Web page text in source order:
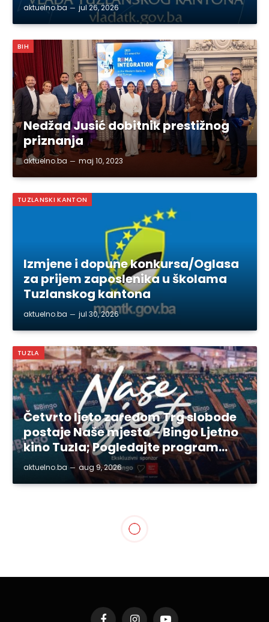
aktuelno.ba jul 26, 2026
BIH
Nedžad Jusić dobitnik prestižnog
priznanja
aktuelno.ba maj 10, 2023
TUZLANSKI KANTON
Izmjene i dopune konkursa/Oglasa
za prijem zaposlenika u školama
Tuzlanskog kantona
aktuelno.ba jul 30, 2026
TUZLA
Četvrto ljeto zaredom Trg slobode
postaje Naše mjesto – Bingo Ljetno
kino Tuzla; Pogledajte program…
aktuelno.ba aug 9, 2026